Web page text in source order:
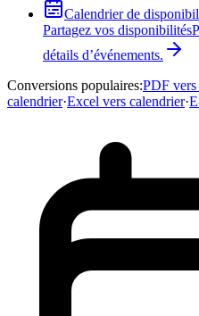
Calendrier de
Partagez vos disponibilités
détails d’événements.
Conversions populaires:PDF
calendrier·Excel vers calendrier·